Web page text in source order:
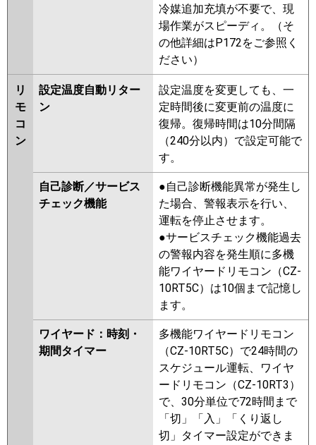
冷媒追加充填が不要で、現
場作業がスピーディ。（そ
の他詳細はP172をご参照く
ださい）
リ
モ
コ
ン
設定温度自動リター
ン
設定温度を変更しても、一
定時間後に変更前の温度に
復帰。復帰時間は10分間隔
（240分以内）で設定可能で
す。
自己診断／サービス
チェック機能
●自己診断機能異常が発生し
た場合、警報表示を行い、
運転を停止させます。
●サービスチェック機能過去
の警報内容を発生順に多機
能ワイヤードリモコン（CZ-
10RT5C）は10個まで記憶し
ます。
ワイヤード：時刻・
期間タイマー
多機能ワイヤードリモコン
（CZ-10RT5C）で24時間の
スケジュール運転、ワイヤ
ードリモコン（CZ-10RT3）
で、30分単位で72時間まで
「切」「入」「くり返し
切」タイマー設定ができま